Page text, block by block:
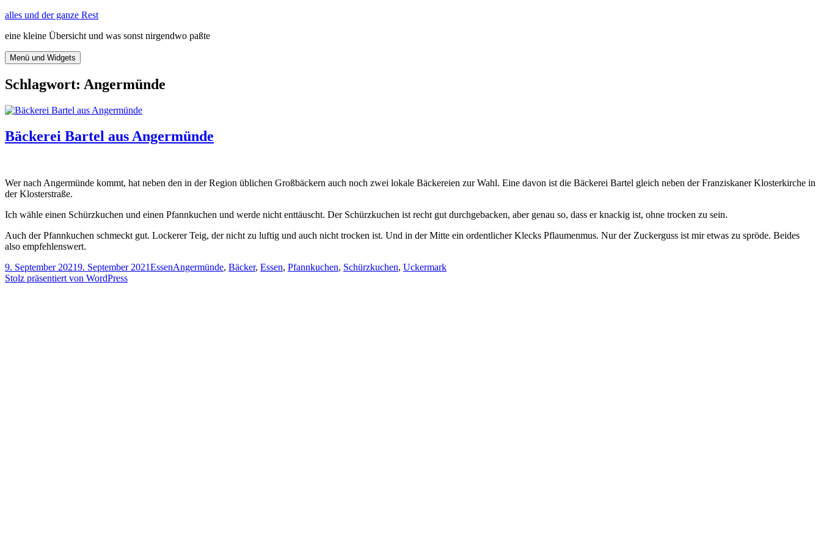
Zum
springen
alles und der ganze Rest
eine kleine Übersicht und was sonst nirgendwo paßte
Menü und Widgets
Schlagwort: Angermünde
Bäckerei Bartel aus Angermünde
Wer nach Angermünde kommt, hat neben den in der Region üblichen Großbäckern auch noch zwei lokale Bäckereien zur Wahl. Eine davon ist die Bäckerei Bartel gleich neben der Franziskaner Klosterkirche in
der Klosterstraße.
Ich wähle einen Schürzkuchen und einen Pfannkuchen und werde nicht enttäuscht. Der Schürzkuchen ist recht gut durchgebacken, aber genau so, dass er knackig ist, ohne trocken zu sein.
Auch der Pfannkuchen schmeckt gut. Lockerer Teig, der nicht zu luftig und auch nicht trocken ist. Und in der Mitte ein ordentlicher Klecks Pflaumenmus. Nur der Zuckerguss ist mir etwas zu spröde. Beides
also empfehlenswert.
Veröffentlicht
am
9. September 20219. September 2021Kategorien
EssenSchlagwörter
Angermünde, Bäcker, Essen, Pfannkuchen, Schürzkuchen, Uckermark
Stolz präsentiert von WordPress